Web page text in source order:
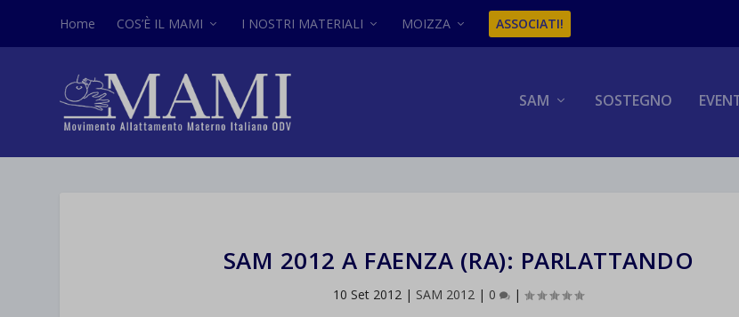
Home COS’È IL MAMI I NOSTRI MATERIALI MOIZZA ASSOCIATI!
SAM SOSTEGNO
SAM 2012 A FAENZA (RA): PARLATTANDO
10 Set 2012 | SAM 2012 | 0 |